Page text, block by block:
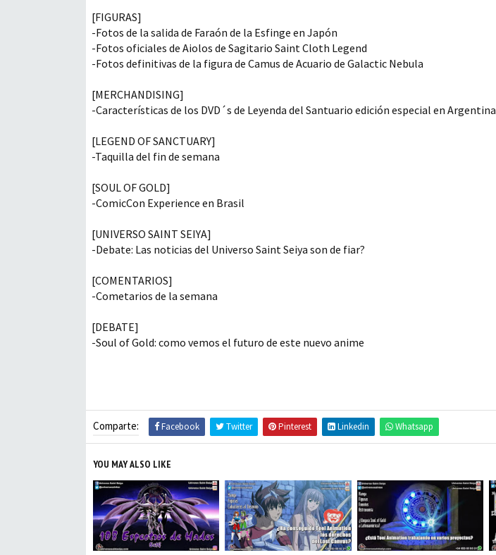
[FIGURAS]
-Fotos de la salida de Faraón de la Esfinge en Japón
-Fotos oficiales de Aiolos de Sagitario Saint Cloth Legend
-Fotos definitivas de la figura de Camus de Acuario de Galactic Nebula
[MERCHANDISING]
-Características de los DVD´s de Leyenda del Santuario edición especial en Argentina
[LEGEND OF SANCTUARY]
-Taquilla del fin de semana
[SOUL OF GOLD]
-ComicCon Experience en Brasil
[UNIVERSO SAINT SEIYA]
-Debate: Las noticias del Universo Saint Seiya son de fiar?
[COMENTARIOS]
-Cometarios de la semana
[DEBATE]
-Soul of Gold: como vemos el futuro de este nuevo anime
Comparte: Facebook Twitter Pinterest Linkedin Whatsapp
YOU MAY ALSO LIKE